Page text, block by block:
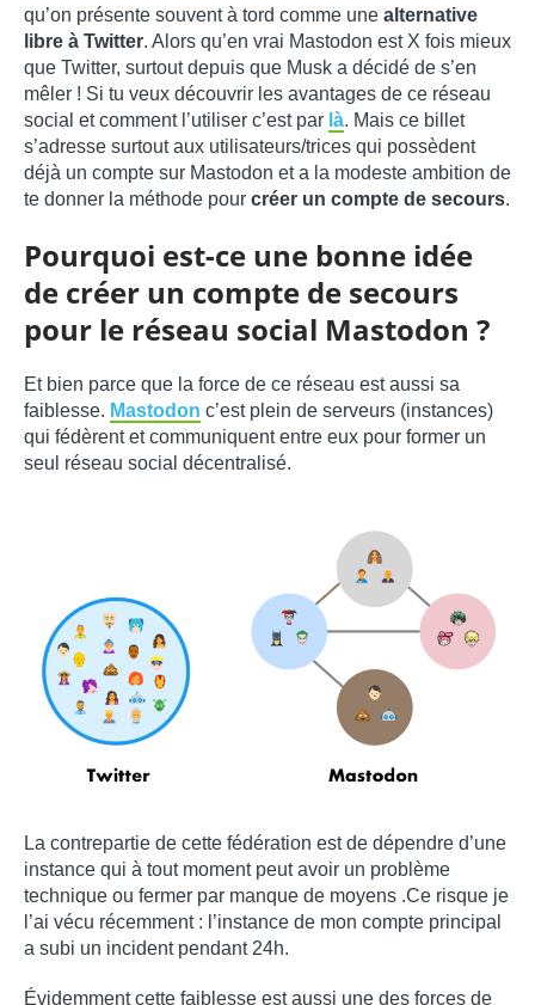
qu’on présente souvent à tord comme une alternative
libre à Twitter. Alors qu’en vrai Mastodon est X fois mieux
que Twitter, surtout depuis que Musk a décidé de s’en
mêler ! Si tu veux découvrir les avantages de ce réseau
social et comment l’utiliser c’est par là. Mais ce billet
s’adresse surtout aux utilisateurs/trices qui possèdent
déjà un compte sur Mastodon et a la modeste ambition de
te donner la méthode pour créer un compte de secours.
Pourquoi est-ce une bonne idée
de créer un compte de secours
pour le réseau social Mastodon ?
Et bien parce que la force de ce réseau est aussi sa
faiblesse. Mastodon c’est plein de serveurs (instances)
qui fédèrent et communiquent entre eux pour former un
seul réseau social décentralisé.
La contrepartie de cette fédération est de dépendre d’une
instance qui à tout moment peut avoir un problème
technique ou fermer par manque de moyens .Ce risque je
l’ai vécu récemment : l’instance de mon compte principal
a subi un incident pendant 24h.
Évidemment cette faiblesse est aussi une des forces de